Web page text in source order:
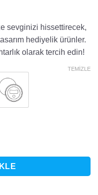
sevginizi hissettirecek,
hediyelik ürünler.
olarak tercih edin!
TEMIZLE
adet